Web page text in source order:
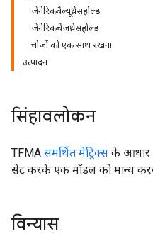
जेनेरिकवैल्यूथ्रेसहोल्ड
जेनेरिकचेंजथ्रेसहोल्ड
चीजों को एक साथ रखना
उत्पादन
सिंहावलोकन
TFMA समर्थित मेट्रिक्स के आधार
सेट करके एक मॉडल को मान्य
विन्यास